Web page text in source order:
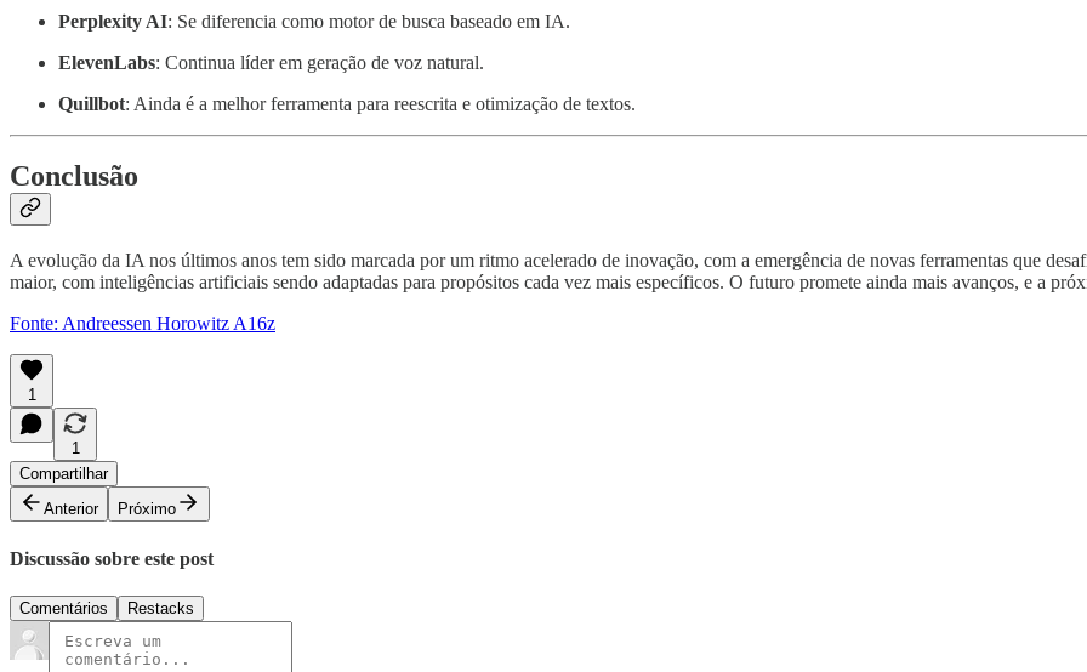
Perplexity AI: Se diferencia como motor de busca baseado em IA.
ElevenLabs: Continua líder em geração de voz natural.
Quillbot: Ainda é a melhor ferramenta para reescrita e otimização de textos.
Conclusão
A evolução da IA nos últimos anos tem sido marcada por um ritmo acelerado de inovação, com a emergência de novas ferramentas que
maior, com inteligências artificiais sendo adaptadas para propósitos cada vez mais específicos. O futuro promete ainda mais avanços, e a
Fonte: Andreessen Horowitz A16z
1
1
Compartilhar
Anterior
Próximo
Discussão sobre este post
Comentários Restacks